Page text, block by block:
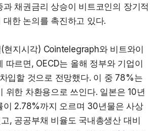
과 채권금리 상승이 비트코인의 장기적
대한 논의를 촉진하고 있다.
지시각) Cointelegraph와 비트와이
따르면, OECD는 올해 정부와 기업이
입할 것으로 전망했다. 이 중 78%는
위한 차환용으로 쓰인다. 일본은 10년
이 2.78%까지 오르며 30년물은 사상
, 공공부채 비율도 국내총생산 대비